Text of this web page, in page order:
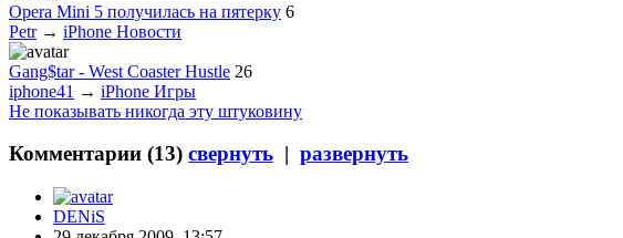
Opera Mini 5 получилась на пятерку 6
Petr→ iPhone Новости
Gang$tar - West Coaster Hustle 26
iphone41 → iPhone Игры
Не показывать никогда эту штуковину
Комментарии (13) свернуть | развернуть
DENiS